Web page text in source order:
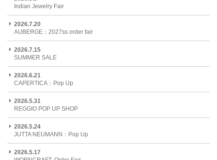
Indian Jewelry Fair
2026.7.20
AUBERGE：2027ss order fair
2026.7.15
SUMMER SALE
2026.6.21
CAPERTICA：Pop Up
2026.5.31
REGGIO POP UP SHOP
2026.5.24
JUTTA NEUMANN：Pop Up
2026.5.17